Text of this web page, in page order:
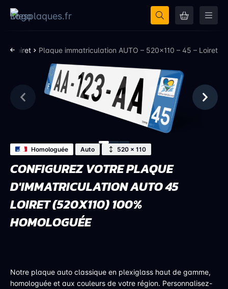
- Loiret Plaque immatriculation AUTO – 520×110 – 45 – Loiret
Homologuée Auto 520 × 110
CONFIGUREZ VOTRE PLAQUE
D'IMMATRICULATION AUTO 45
LOIRET (520X110) 100%
HOMOLOGUÉE
Notre plaque auto classique en plexiglass haut de gamme,
homologuée et aux couleurs de votre région. Personnalisez-